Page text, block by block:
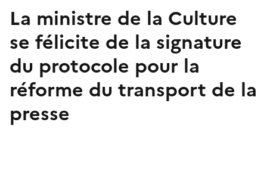
La ministre de la Culture
se félicite de la signature
du protocole pour la
réforme du transport de la
presse